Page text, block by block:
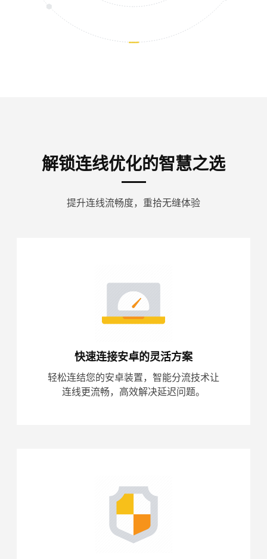
解锁连线优化的智慧之选
提升连线流畅度，重拾无缝体验
快速连接安卓的灵活方案
轻松连结您的安卓装置，智能分流技术让
连线更流畅，高效解决延迟问题。